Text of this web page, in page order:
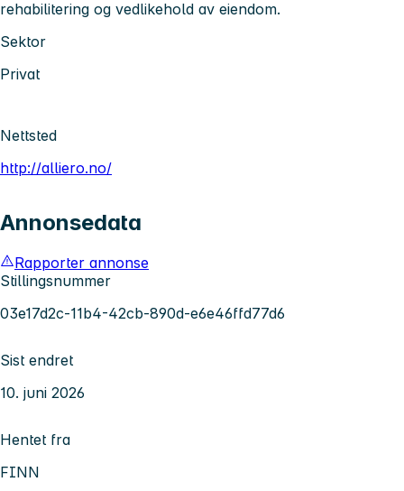
rehabilitering og vedlikehold av eiendom.
Sektor
Privat
Nettsted
http://alliero.no/
Annonsedata
Rapporter annonse
Stillingsnummer
03e17d2c-11b4-42cb-890d-e6e46ffd77d6
Sist endret
10. juni 2026
Hentet fra
FINN